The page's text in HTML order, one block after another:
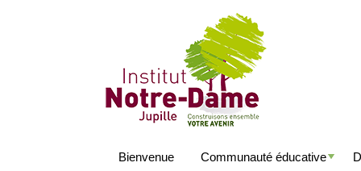
Bienvenue Communauté éducative